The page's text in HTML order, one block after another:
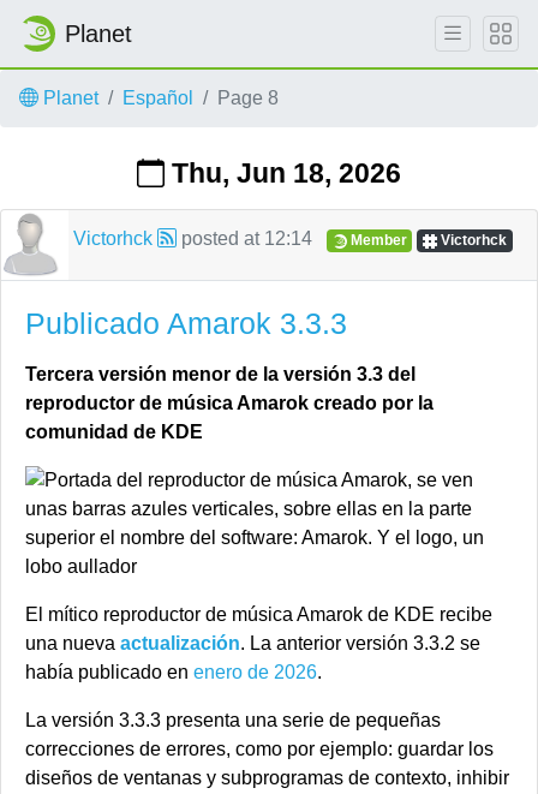
Planet
Planet Español Page 8
Thu, Jun 18, 2026
Victorhck posted at 12:14 Member Victorhck
Publicado Amarok 3.3.3
Tercera versión menor de la versión 3.3 del
reproductor de música Amarok creado por la
comunidad de KDE
El mítico reproductor de música Amarok de KDE recibe
una nueva actualización. La anterior versión 3.3.2 se
había publicado en enero de 2026.
La versión 3.3.3 presenta una serie de pequeñas
correcciones de errores, como por ejemplo: guardar los
diseños de ventanas y subprogramas de contexto, inhibir